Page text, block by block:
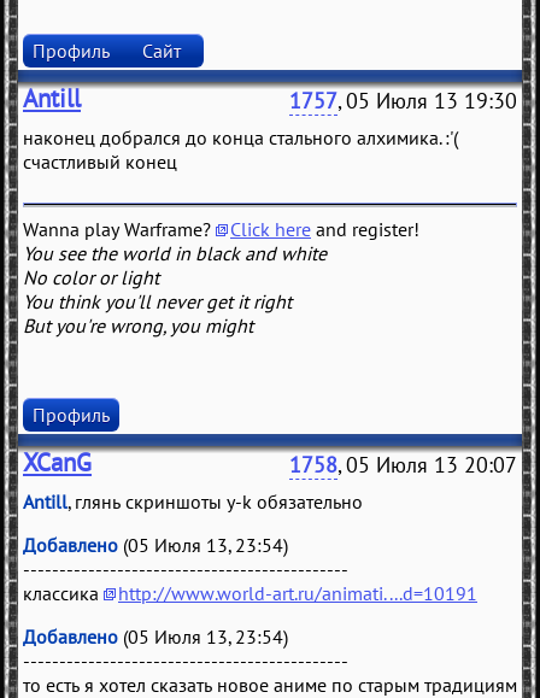
Профиль Сайт
Antill 1757, 05 Июля 13 19:30
наконец добрался до конца стального алхимика. :'(
счастливый конец
Wanna play Warframe? Click here and register!
You see the world in black and white
No color or light
You think you'll never get it right
But you're wrong, you might
Профиль
XCanG 1758, 05 Июля 13 20:07
Antill, глянь скриншоты y-k обязательно
Добавлено (05 Июля 13, 23:54)
---------------------------------------------
классика
http://www.world-art.ru/animati....d=10191
Добавлено (05 Июля 13, 23:54)
---------------------------------------------
то есть я хотел сказать новое аниме по старым традициям